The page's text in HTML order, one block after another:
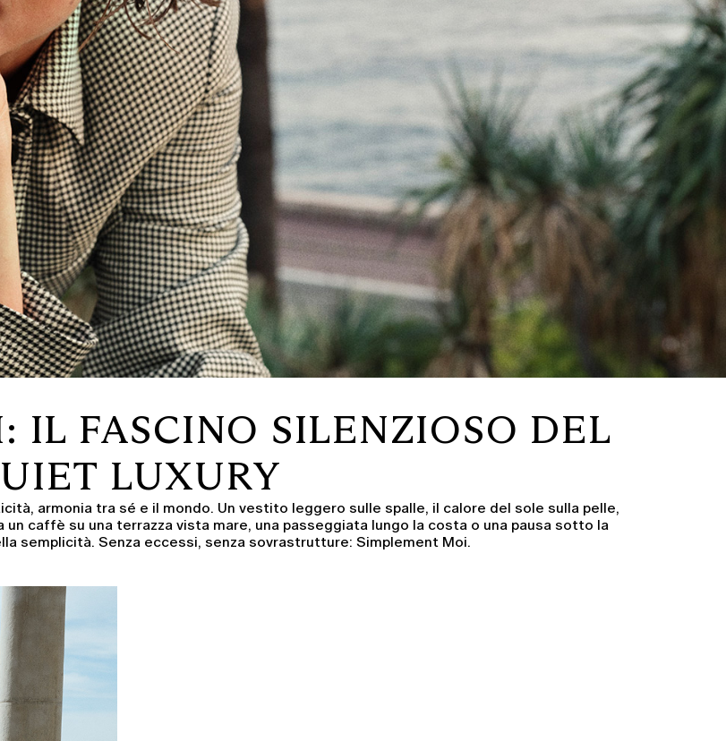
IL FASCINO SILENZIOSO DEL
LUXURY
armonia tra sé e il mondo. Un vestito leggero sulle spalle, il calore del sole sulla pelle,
caffè su una terrazza vista mare, una passeggiata lungo la costa o una pausa sotto la
semplicità. Senza eccessi, senza sovrastrutture: Simplement Moi.